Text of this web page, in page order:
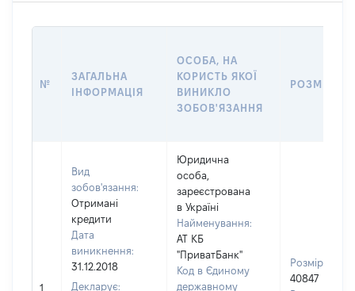
№
ЗАГАЛЬНА
ІНФОРМАЦІЯ
ОСОБА, НА
КОРИСТЬ ЯКОЇ
ВИНИКЛО
ЗОБОВ'ЯЗАННЯ
РОЗМІР
1
Вид
зобов'язання:
Отримані
кредити
Дата
виникнення:
31.12.2018
Декларує:
Юридична
особа,
зареєстрована
в Україні
Найменування:
АТ КБ
"ПриватБанк"
Код в Єдиному
державному
Розмір:
40847